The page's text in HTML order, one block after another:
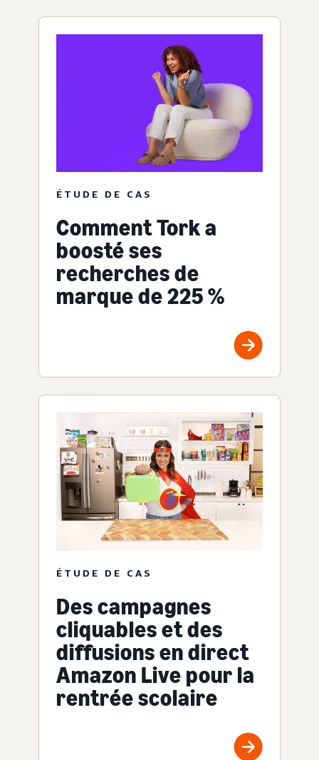
ÉTUDE DE CAS
Comment Tork a
boosté ses
recherches de
marque de 225 %
ÉTUDE DE CAS
Des campagnes
cliquables et des
diffusions en direct
Amazon Live pour la
rentrée scolaire